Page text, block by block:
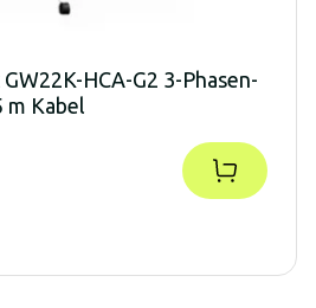
HCA-G2 3-Phasen-
m Kabel